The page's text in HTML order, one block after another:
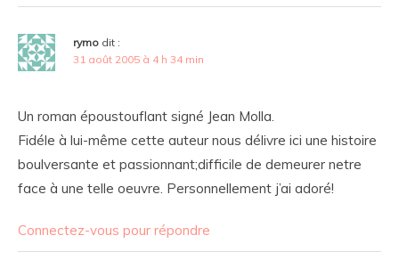
rymo dit :
31 août 2005 à 4 h 34 min
Un roman époustouflant signé Jean Molla.
Fidéle à lui-même cette auteur nous délivre ici une histoire
boulversante et passionnant;difficile de demeurer netre
face à une telle oeuvre. Personnellement j’ai adoré!
Connectez-vous pour répondre